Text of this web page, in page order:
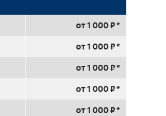
от 1 000 ₽ *
от 1 000 ₽ *
от 1 000 ₽ *
от 1 000 ₽ *
от 1 000 ₽ *